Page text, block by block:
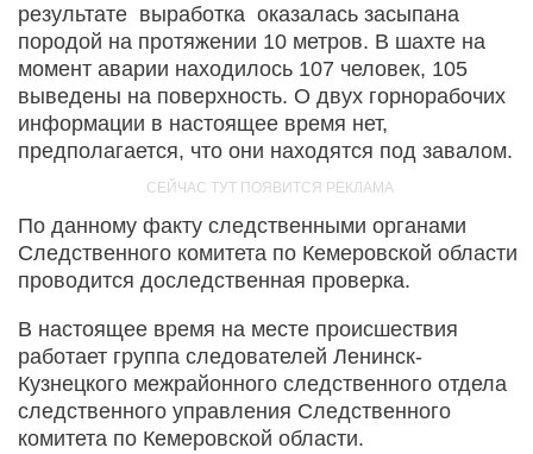
результате выработка оказалась засыпана
породой на протяжении 10 метров. В шахте на
момент аварии находилось 107 человек, 105
выведены на поверхность. О двух горнорабочих
информации в настоящее время нет,
предполагается, что они находятся под завалом.
По данному факту следственными органами
Следственного комитета по Кемеровской области
проводится доследственная проверка.
В настоящее время на месте происшествия
работает группа следователей Ленинск-
Кузнецкого межрайонного следственного отдела
следственного управления Следственного
комитета по Кемеровской области.